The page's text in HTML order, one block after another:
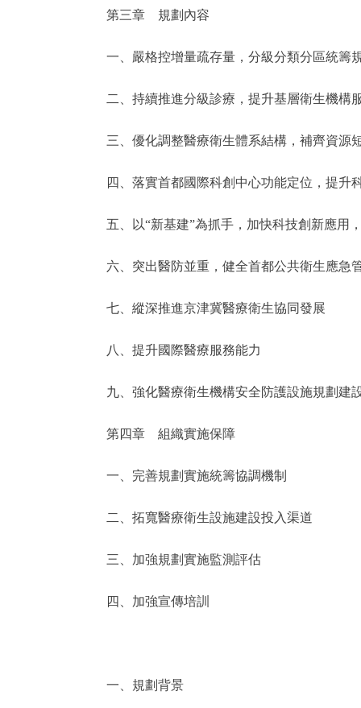
DEUTSCH
ESPAÑOL
ITALIANO
第三章 規劃內容
一、嚴格控增量疏存量，分級分類分區統籌
二、持續推進分級診療，提升基層衛生機構
三、優化調整醫療衛生體系結構，補齊資源
四、落實首都國際科創中心功能定位，提升
五、以“新基建”為抓手，加快科技創新應用，
六、突出醫防並重，健全首都公共衛生應急
七、縱深推進京津冀醫療衛生協同發展
八、提升國際醫療服務能力
九、強化醫療衛生機構安全防護設施規劃建
第四章 組織實施保障
一、完善規劃實施統籌協調機制
二、拓寬醫療衛生設施建設投入渠道
三、加強規劃實施監測評估
四、加強宣傳培訓
一、規劃背景